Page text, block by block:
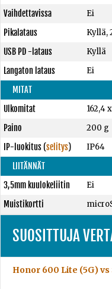
Vaihdettavissa
Ei
Pikalataus
Kyllä,
USB PD -lataus
Kyllä
Langaton lataus
Ei
MITAT
Ulkomitat
162,4
Paino
200 g
IP-luokitus(selitys)
IP64
LIITÄNNÄT
3,5mm kuulokeliitin
Ei
Muistikortti
SUOSITTUJA
Honor 600 Lite (5G) vs